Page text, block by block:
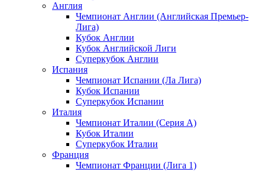
Англия
Чемпионат Англии (Английская Премьер-
Лига)
Кубок Англии
Кубок Английской Лиги
Суперкубок Англии
Испания
Чемпионат Испании (Ла Лига)
Кубок Испании
Суперкубок Испании
Италия
Чемпионат Италии (Серия А)
Кубок Италии
Суперкубок Италии
Франция
Чемпионат Франции (Лига 1)